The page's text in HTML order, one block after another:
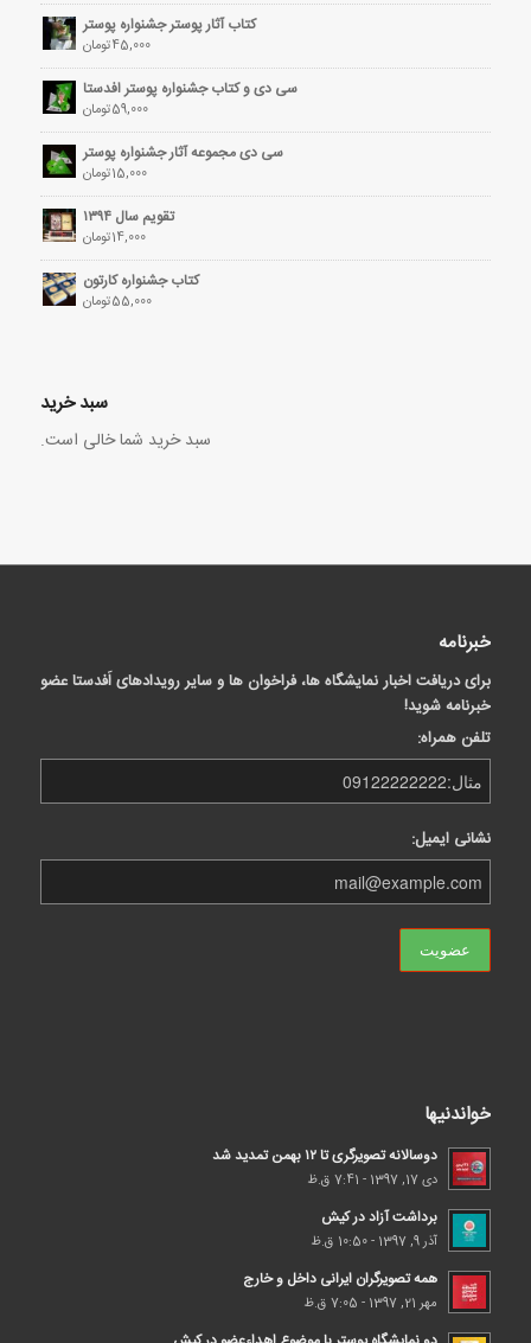
کتاب آثار پوستر جشنواره پوستر
45,000تومان
سی دی و کتاب جشنواره پوستر افدستا
59,000تومان
سی دی مجموعه آثار جشنواره پوستر
15,000تومان
تقویم سال ۱۳۹۴
14,000تومان
کتاب جشنواره کارتون
55,000تومان
سبد خرید
سبد خرید شما خالی است.
خبرنامه
برای دریافت اخبار نمایشگاه ها، فراخوان ها و سایر رویدادهای اَفدستا عضو
خبرنامه شوید!
تلفن همراه:
نشانی ایمیل:
خواندنیها
دوسالانه تصویرگری تا ۱۲ بهمن تمدید شد
دی 17, 1397 - 7:41 ق.ظ
برداشت آزاد در کیش
آذر 9, 1397 - 10:50 ق.ظ
همه تصویرگران ایرانی داخل و خارج
مهر 21, 1397 - 7:05 ق.ظ